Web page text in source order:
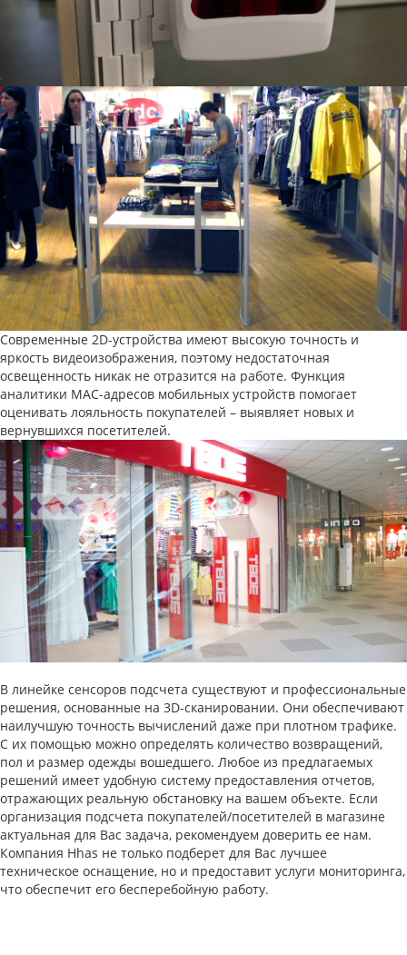
Современные 2D-устройства имеют высокую точность и
яркость видеоизображения, поэтому недостаточная
освещенность никак не отразится на работе. Функция
аналитики MAC-адресов мобильных устройств помогает
оценивать лояльность покупателей – выявляет новых и
вернувшихся посетителей.
В линейке сенсоров подсчета существуют и профессиональные
решения, основанные на 3D-сканировании. Они обеспечивают
наилучшую точность вычислений даже при плотном трафике.
С их помощью можно определять количество возвращений,
пол и размер одежды вошедшего. Любое из предлагаемых
решений имеет удобную систему предоставления отчетов,
отражающих реальную обстановку на вашем объекте. Если
организация подсчета покупателей/посетителей в магазине
актуальная для Вас задача, рекомендуем доверить ее нам.
Компания Hhas не только подберет для Вас лучшее
техническое оснащение, но и предоставит услуги мониторинга,
что обеспечит его бесперебойную работу.